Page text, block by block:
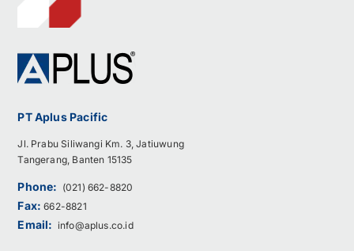
PT Aplus Pacific
Jl. Prabu Siliwangi Km. 3, Jatiuwung
Tangerang, Banten 15135
Phone: (021) 662-8820
Fax:662-8821
Email: info@aplus.co.id